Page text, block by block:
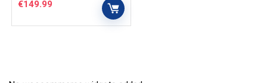
€149.99